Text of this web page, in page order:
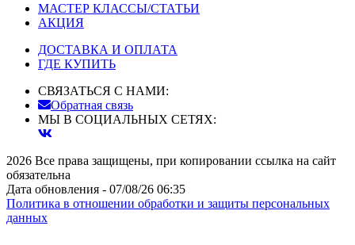
МАСТЕР КЛАССЫ/СТАТЬИ
АКЦИЯ
ДОСТАВКА И ОПЛАТА
ГДЕ КУПИТЬ
СВЯЗАТЬСЯ С НАМИ:
Обратная связь
МЫ В СОЦИАЛЬНЫХ СЕТЯХ:
2026 Все права защищены, при копировании ссылка на сайт
обязательна
Дата обновления - 07/08/26 06:35
Политика в отношении обработки и защиты персональных
данных